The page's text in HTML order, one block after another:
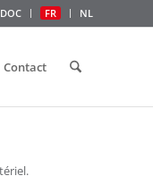
FR NL
Contact